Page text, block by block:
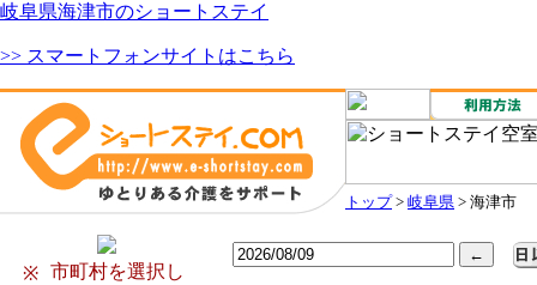
岐阜県海津市のショートステイ
>> スマートフォンサイトはこちら
トップ> 岐阜県 > 海津市
※
市町村を選択し